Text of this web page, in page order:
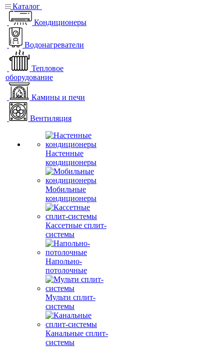
Каталог
Кондиционеры
Водонагреватели
Тепловое
оборудование
Камины и печи
Вентиляция
Настенные
кондиционеры
Мобильные
кондиционеры
Кассетные сплит-
системы
Напольно-
потолочные
Мульти сплит-
системы
Канальные сплит-
системы